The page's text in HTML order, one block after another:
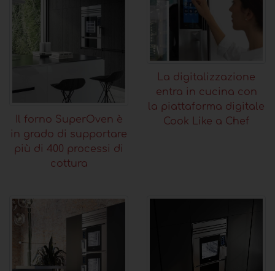
Il forno SuperOven è
in grado di supportare
più di 400 processi di
cottura
La digitalizzazione
entra in cucina con
la piattaforma digitale
Cook Like a Chef